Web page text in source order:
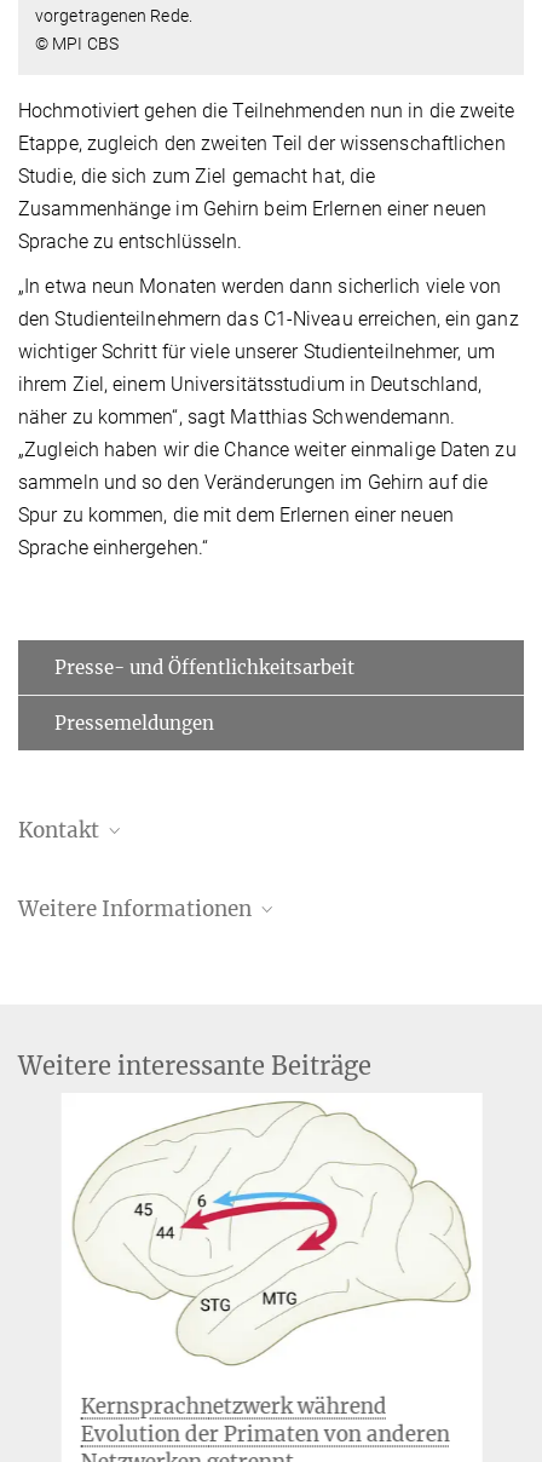
vorgetragenen Rede.
© MPI CBS
Hochmotiviert gehen die Teilnehmenden nun in die zweite
Etappe, zugleich den zweiten Teil der wissenschaftlichen
Studie, die sich zum Ziel gemacht hat, die
Zusammenhänge im Gehirn beim Erlernen einer neuen
Sprache zu entschlüsseln.
„In etwa neun Monaten werden dann sicherlich viele von
den Studienteilnehmern das C1-Niveau erreichen, ein ganz
wichtiger Schritt für viele unserer Studienteilnehmer, um
ihrem Ziel, einem Universitätsstudium in Deutschland,
näher zu kommen“, sagt Matthias Schwendemann.
„Zugleich haben wir die Chance weiter einmalige Daten zu
sammeln und so den Veränderungen im Gehirn auf die
Spur zu kommen, die mit dem Erlernen einer neuen
Sprache einhergehen.“
Presse- und Öffentlichkeitsarbeit
Pressemeldungen
Kontakt
Referentin für Öffentlichkeitsarbeit
Weitere Informationen
Pressemitteilung: Arabisch-Deutsch für Anfänger
11. MAI 2016
Wie das Gehirn am effektivsten eine neue Sprache lernt.
Webseite zur Studie Zweitspracherwerb
Wie passt sich das Hirn einer neuen Sprache an?
Weitere interessante Beiträge
Kernsprachnetzwerk während
Evolution der Primaten von anderen